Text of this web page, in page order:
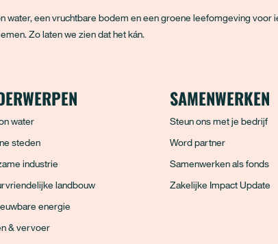
water, een vruchtbare bodem en een groene leefomgeving
Zo laten we zien dat het kán.
water
steden
industrie
landbouw
energie
& vervoer
SAMENWERKEN
Steun ons met je bedrijf
Word partner
Samenwerken als fonds
Zakelijke Impact Update